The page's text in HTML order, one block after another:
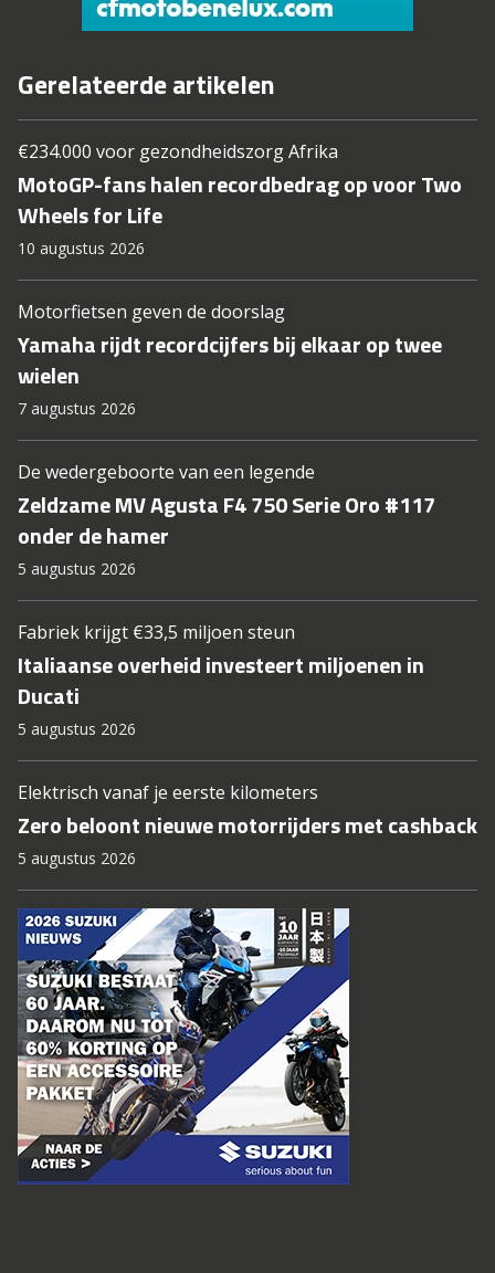
Gerelateerde artikelen
€234.000 voor gezondheidszorg Afrika
MotoGP-fans halen recordbedrag op voor Two
Wheels for Life
10 augustus 2026
Motorfietsen geven de doorslag
Yamaha rijdt recordcijfers bij elkaar op twee
wielen
7 augustus 2026
De wedergeboorte van een legende
Zeldzame MV Agusta F4 750 Serie Oro #117
onder de hamer
5 augustus 2026
Fabriek krijgt €33,5 miljoen steun
Italiaanse overheid investeert miljoenen in
Ducati
5 augustus 2026
Elektrisch vanaf je eerste kilometers
Zero beloont nieuwe motorrijders met cashback
5 augustus 2026